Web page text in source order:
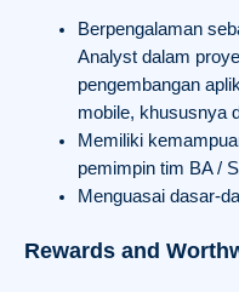
Berpengalaman
Analyst dalam
pengembangan
mobile, khususnya
Memiliki
pemimpin tim BA /
Menguasai dasar-
Rewards and